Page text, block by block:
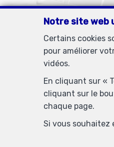
Notre site web
Certains cookies
pour améliorer
vidéos.
En cliquant sur «
cliquant sur le
chaque page.
Si vous souhaitez
Agent immobilier agréé IPI